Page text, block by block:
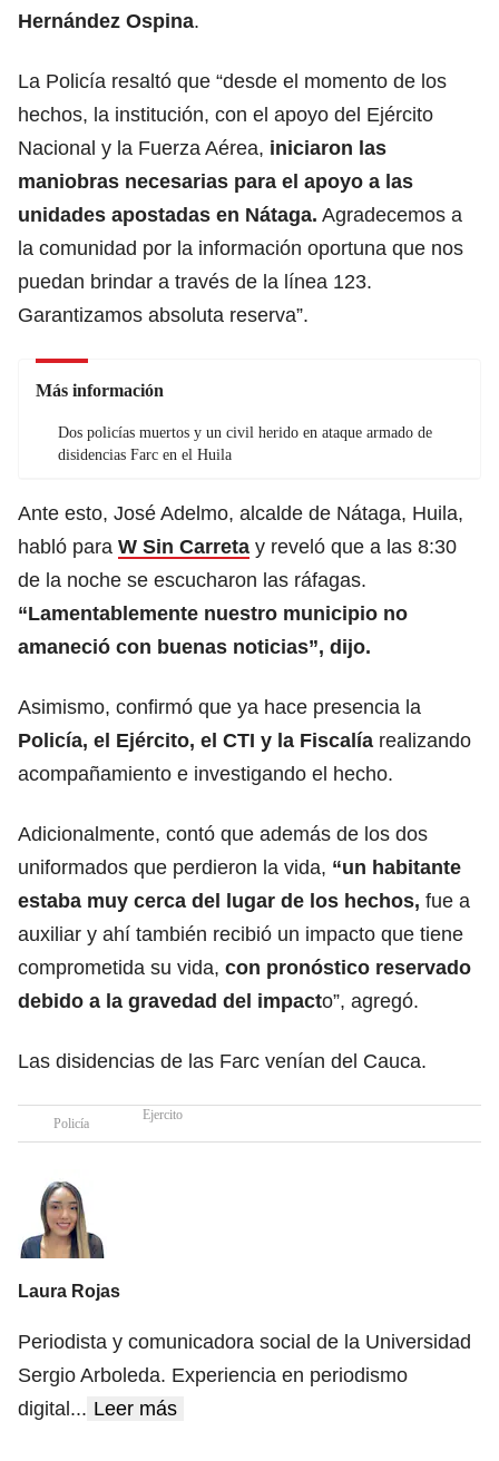
Hernández Ospina.
La Policía resaltó que “desde el momento de los
hechos, la institución, con el apoyo del Ejército
Nacional y la Fuerza Aérea, iniciaron las
maniobras necesarias para el apoyo a las
unidades apostadas en Nátaga. Agradecemos a
la comunidad por la información oportuna que nos
puedan brindar a través de la línea 123.
Garantizamos absoluta reserva”.
Más información
Dos policías muertos y un civil herido en ataque armado de
disidencias Farc en el Huila
Ante esto, José Adelmo, alcalde de Nátaga, Huila,
habló para W Sin Carreta y reveló que a las 8:30
de la noche se escucharon las ráfagas.
“Lamentablemente nuestro municipio no
amaneció con buenas noticias”, dijo.
Asimismo, confirmó que ya hace presencia la
Policía, el Ejército, el CTI y la Fiscalía realizando
acompañamiento e investigando el hecho.
Adicionalmente, contó que además de los dos
uniformados que perdieron la vida, “un habitante
estaba muy cerca del lugar de los hechos, fue a
auxiliar y ahí también recibió un impacto que tiene
comprometida su vida, con pronóstico reservado
debido a la gravedad del impacto”, agregó.
Las disidencias de las Farc venían del Cauca.
Policía
Ejercito
Laura Rojas
Periodista y comunicadora social de la Universidad
Sergio Arboleda. Experiencia en periodismo
digital ... Leer más